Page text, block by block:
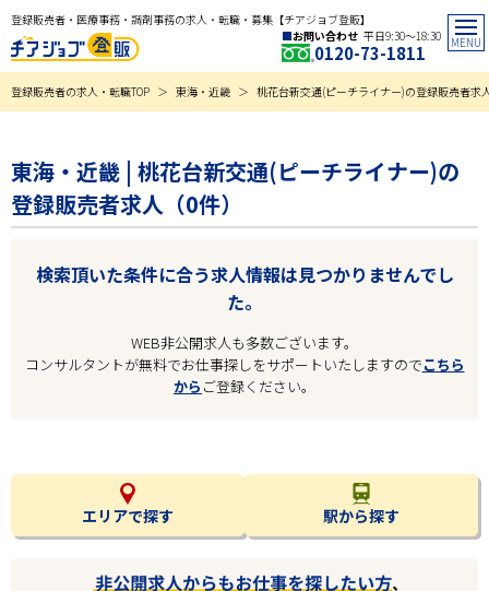
登録販売者・医療事務・調剤事務の求人・転職・募集【チアジョブ登販】
お問い合わせ 平日9:30〜18:30
0120-73-1811
登録販売者の求人・転職TOP 東海・近畿 桃花台新交通(ピーチライナー)の登録販売者求
東海・近畿 | 桃花台新交通(ピーチライナー)の
登録販売者求人（0件）
検索頂いた条件に合う求人情報は見つかりませんでし
た。
WEB非公開求人も多数ございます。
コンサルタントが無料でお仕事探しをサポートいたしますのでこちら
から ご登録ください。
エリアで探す 駅から探す